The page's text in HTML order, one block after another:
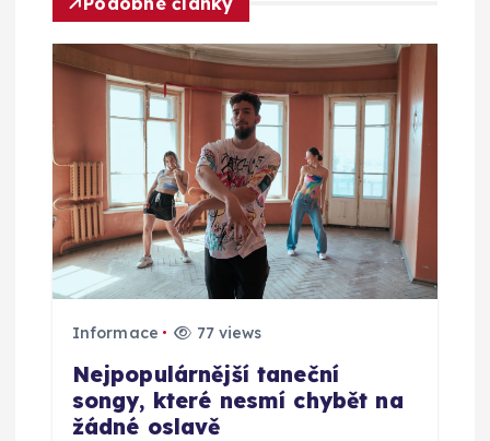
g
a
c
e
p
r
Informace 77 views
Nejpopulárnější taneční
songy, které nesmí chybět na
žádné oslavě